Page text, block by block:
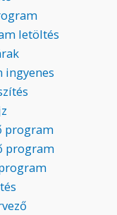
letöltés
ingyenes
program
program